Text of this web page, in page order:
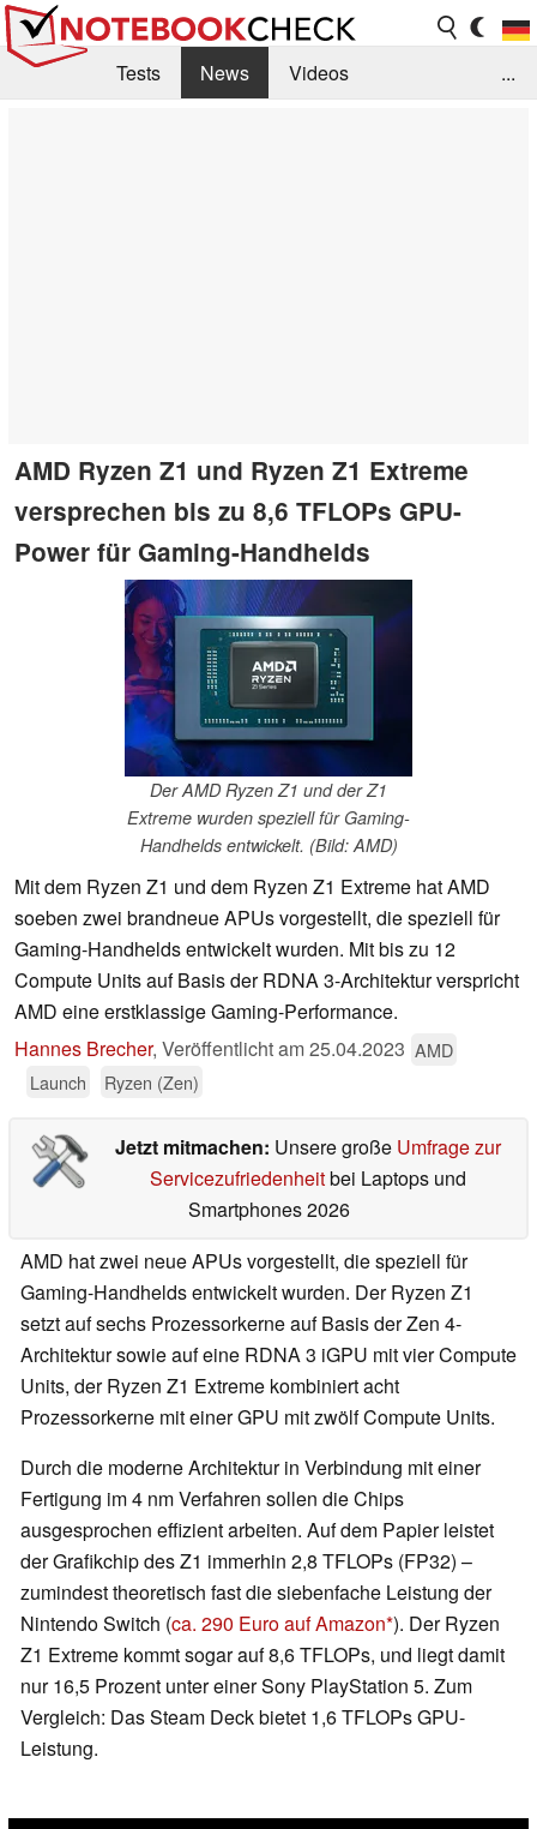
Tests News
Videos
...
AMD Ryzen Z1 und Ryzen Z1 Extreme
versprechen bis zu 8,6 TFLOPs GPU-
Power für Gaming-Handhelds
Der AMD Ryzen Z1 und der Z1
Extreme wurden speziell für Gaming-
Handhelds entwickelt. (Bild: AMD)
Mit dem Ryzen Z1 und dem Ryzen Z1 Extreme hat AMD
soeben zwei brandneue APUs vorgestellt, die speziell für
Gaming-Handhelds entwickelt wurden. Mit bis zu 12
Compute Units auf Basis der RDNA 3-Architektur verspricht
AMD eine erstklassige Gaming-Performance.
Hannes Brecher, Veröffentlicht am25.04.2023 AMD
Launch
Ryzen (Zen)
Jetzt mitmachen: Unsere große Umfrage zur
Servicezufriedenheitbei Laptops und
Smartphones 2026
AMD hat zwei neue APUs vorgestellt, die speziell für
Gaming-Handhelds entwickelt wurden. Der Ryzen Z1
setzt auf sechs Prozessorkerne auf Basis der Zen 4-
Architektur sowie auf eine RDNA 3 iGPU mit vier Compute
Units, der Ryzen Z1 Extreme kombiniert acht
Prozessorkerne mit einer GPU mit zwölf Compute Units.
Durch die moderne Architektur in Verbindung mit einer
Fertigung im 4 nm Verfahren sollen die Chips
ausgesprochen effizient arbeiten. Auf dem Papier leistet
der Grafikchip des Z1 immerhin 2,8 TFLOPs (FP32) –
zumindest theoretisch fast die siebenfache Leistung der
Nintendo Switch (ca. 290 Euro auf Amazon ). Der Ryzen
Z1 Extreme kommt sogar auf 8,6 TFLOPs, und liegt damit
nur 16,5 Prozent unter einer Sony PlayStation 5. Zum
Vergleich: Das Steam Deck bietet 1,6 TFLOPs GPU-
Leistung.